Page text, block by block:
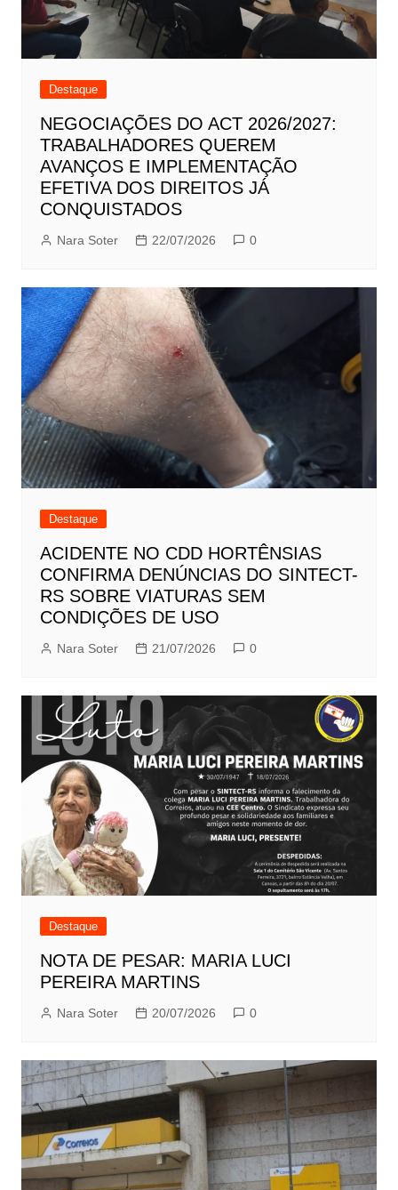
Destaque
NEGOCIAÇÕES DO ACT 2026/2027:
TRABALHADORES QUEREM
AVANÇOS E IMPLEMENTAÇÃO
EFETIVA DOS DIREITOS JÁ
CONQUISTADOS
Nara Soter 22/07/2026 0
Destaque
ACIDENTE NO CDD HORTÊNSIAS
CONFIRMA DENÚNCIAS DO SINTECT-
RS SOBRE VIATURAS SEM
CONDIÇÕES DE USO
Nara Soter 21/07/2026 0
Destaque
NOTA DE PESAR: MARIA LUCI
PEREIRA MARTINS
Nara Soter 20/07/2026 0